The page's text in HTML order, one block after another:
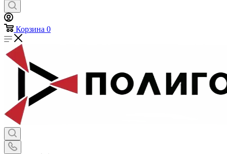
Корзина 0